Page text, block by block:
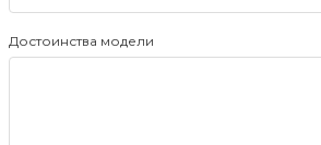
Достоинства модели